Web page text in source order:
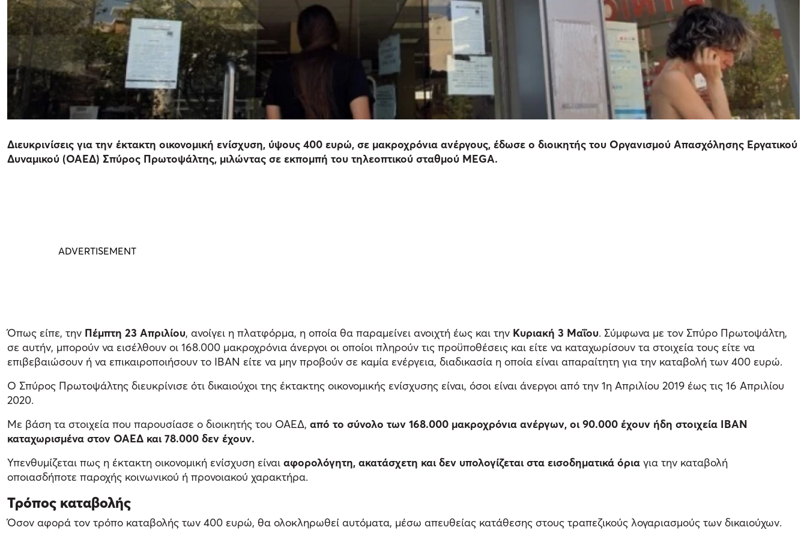
Διευκρινίσεις για την έκτακτη οικονομική ενίσχυση, ύψους 400 ευρώ, σε μακροχρόνια ανέργους, έδωσε ο διοικητής του Οργανισμού Απασχόλησης Εργατικού
Δυναμικού (ΟΑΕΔ) Σπύρος Πρωτοψάλτης, μιλώντας σε εκπομπή του τηλεοπτικού σταθμού MEGA.
Όπως είπε, την Πέμπτη 23 Απριλίου, ανοίγει η πλατφόρμα, η οποία θα παραμείνει ανοιχτή έως και την Κυριακή 3 Μαΐου. Σύμφωνα με τον Σπύρο Πρωτοψάλτη,
σε αυτήν, μπορούν να εισέλθουν οι 168.000 μακροχρόνια άνεργοι οι οποίοι πληρούν τις προϋποθέσεις και είτε να καταχωρίσουν τα στοιχεία τους είτε να
επιβεβαιώσουν ή να επικαιροποιήσουν το ΙΒΑΝ είτε να μην προβούν σε καμία ενέργεια, διαδικασία η οποία είναι απαραίτητη για την καταβολή των 400 ευρώ.
Ο Σπύρος Πρωτοψάλτης διευκρίνισε ότι δικαιούχοι της έκτακτης οικονομικής ενίσχυσης είναι, όσοι είναι άνεργοι από την 1η Απριλίου 2019 έως τις 16 Απριλίου
2020.
Με βάση τα στοιχεία που παρουσίασε ο διοικητής του ΟΑΕΔ, από το σύνολο των 168.000 μακροχρόνια ανέργων, οι 90.000 έχουν ήδη στοιχεία ΙΒΑΝ
καταχωρισμένα στον ΟΑΕΔ και 78.000 δεν έχουν.
Υπενθυμίζεται πως η έκτακτη οικονομική ενίσχυση είναι αφορολόγητη, ακατάσχετη και δεν υπολογίζεται στα εισοδηματικά όρια για την καταβολή
οποιασδήποτε παροχής κοινωνικού ή προνοιακού χαρακτήρα.
Τρόπος καταβολής
Όσον αφορά τον τρόπο καταβολής των 400 ευρώ, θα ολοκληρωθεί αυτόματα, μέσω απευθείας κατάθεσης στους τραπεζικούς λογαριασμούς των δικαιούχων.